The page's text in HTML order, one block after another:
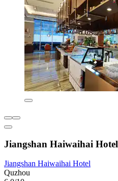
Jiangshan Haiwaihai Hotel
Jiangshan Haiwaihai Hotel
Quzhou